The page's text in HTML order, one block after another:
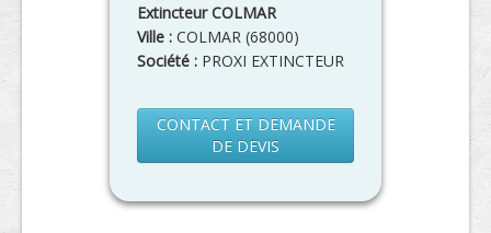
Extincteur COLMAR
Ville : COLMAR (68000)
Société : PROXI EXTINCTEUR
CONTACT ET DEMANDE
DE DEVIS